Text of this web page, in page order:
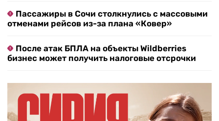
Пассажиры в Сочи столкнулись с массовыми
отменами рейсов из-за плана «Ковер»
После атак БПЛА на объекты Wildberries
бизнес может получить налоговые отсрочки